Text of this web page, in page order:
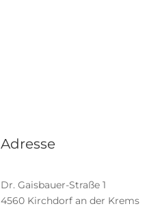
Adresse
Dr. Gaisbauer-Straße 1
4560 Kirchdorf an der Krems